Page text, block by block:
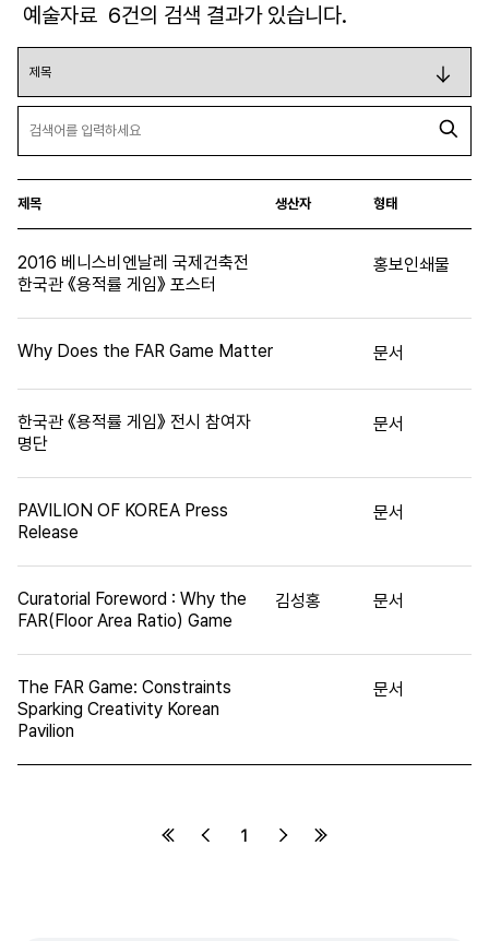
예술자료 6건의 검색 결과가 있습니다.
제목 생산자 형태
2016 베니스비엔날레 국제건축전
한국관 《용적률 게임》 포스터
홍보인쇄물
Why Does the FAR Game Matter 문서
한국관 《용적률 게임》 전시 참여자
명단
문서
PAVILION OF KOREA Press
Release
문서
Curatorial Foreword : Why the
FAR(Floor Area Ratio) Game
김성홍 문서
The FAR Game: Constraints
Sparking Creativity Korean
Pavilion
문서
1